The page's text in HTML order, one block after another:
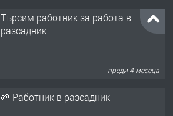
Търсим работник за работа в
разсадник
преди 4 месеца
🌱 Работник в разсадник